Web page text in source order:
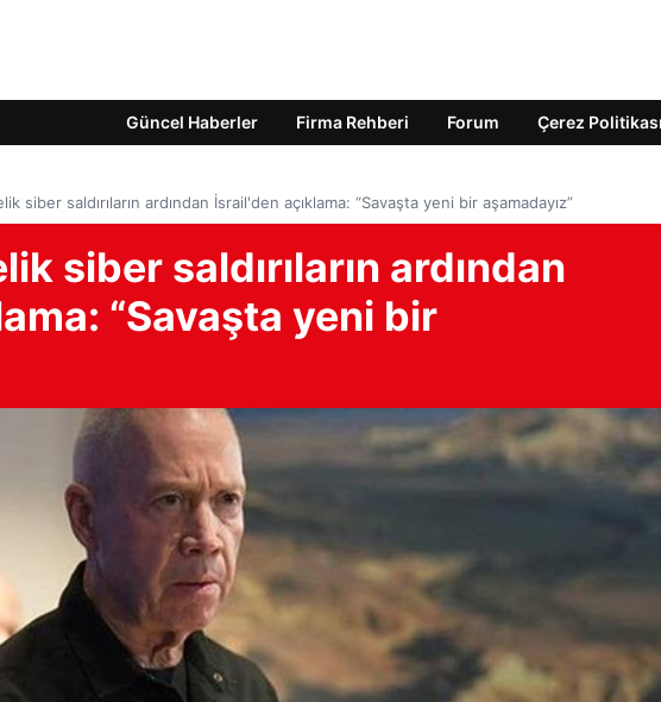
Güncel Haberler Firma Rehberi Forum Çerez Politikası
siber saldırıların ardından İsrail'den açıklama: “Savaşta yeni bir aşamadayız”
siber saldırıların ardından
“Savaşta yeni bir